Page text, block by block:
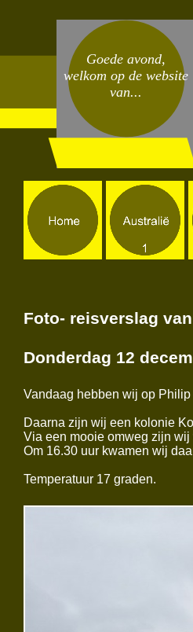
Donderdag 12
Vandaag hebben wij op
Daarna zijn wij een kolonie
Via een mooie omweg zijn
Om 16.30 uur kwamen wij
Temperatuur 17 graden.
Foto- reisverslag
Goede avond,
welkom op de website
van...